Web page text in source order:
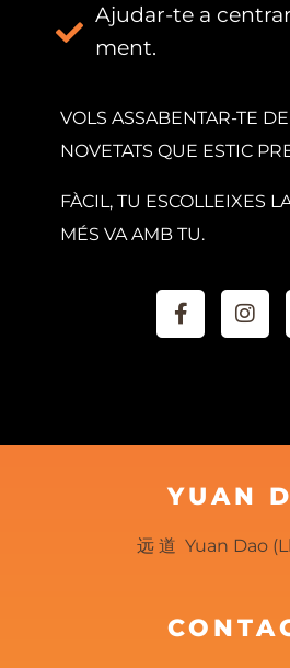
Ajudar-te a
ment.
VOLS ASSABENTAR-TE
NOVETATS QUE ESTIC
FÀCIL, TU ESCOLLEIXES
MÉS VA AMB TU.
YUAN
远 道 Yuan Dao